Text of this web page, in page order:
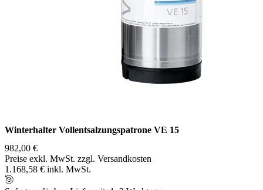
Winterhalter Vollentsalzungspatrone VE 15
982,00 €
Preise exkl. MwSt. zzgl. Versandkosten
1.168,58 € inkl. MwSt.